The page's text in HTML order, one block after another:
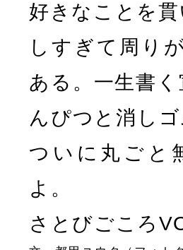
好きなことを
しすぎて周り
ある。一生書
んぴつと消し
ついに丸ごと
よ。
さとびごころ